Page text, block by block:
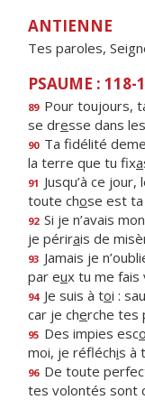
ANTIENNE
Tes paroles,
PSAUME : 118-
89 Pour toujours,
se dresse dans
90 Ta fidélité deme
la terre que tu fixa
91 Jusqu’à ce
toute chose est
92 Si je n’avais
je périrais de
93 Jamais je
par eux tu me fais
94 Je suis à toi :
car je cherche tes
95 Des impies esco
moi, je réfléchis à
96 De toute
tes volontés sont